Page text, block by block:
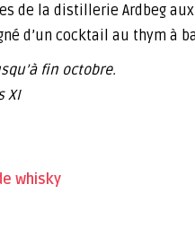
de la distillerie Ardbeg
d’un cocktail au thym à
fin octobre.
XI
whisky